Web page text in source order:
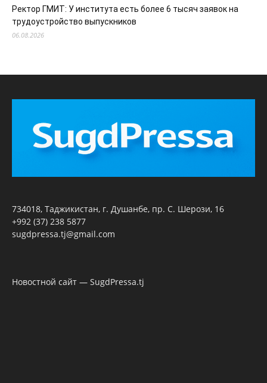
Ректор ГМИТ: У института есть более 6 тысяч заявок на
трудоустройство выпускников
06.08.2026
734018, Таджикистан, г. Душанбе, пр. С. Шерози, 16
+992 (37) 238 5877
sugdpressa.tj@gmail.com
Новостной сайт — SugdPressa.tj